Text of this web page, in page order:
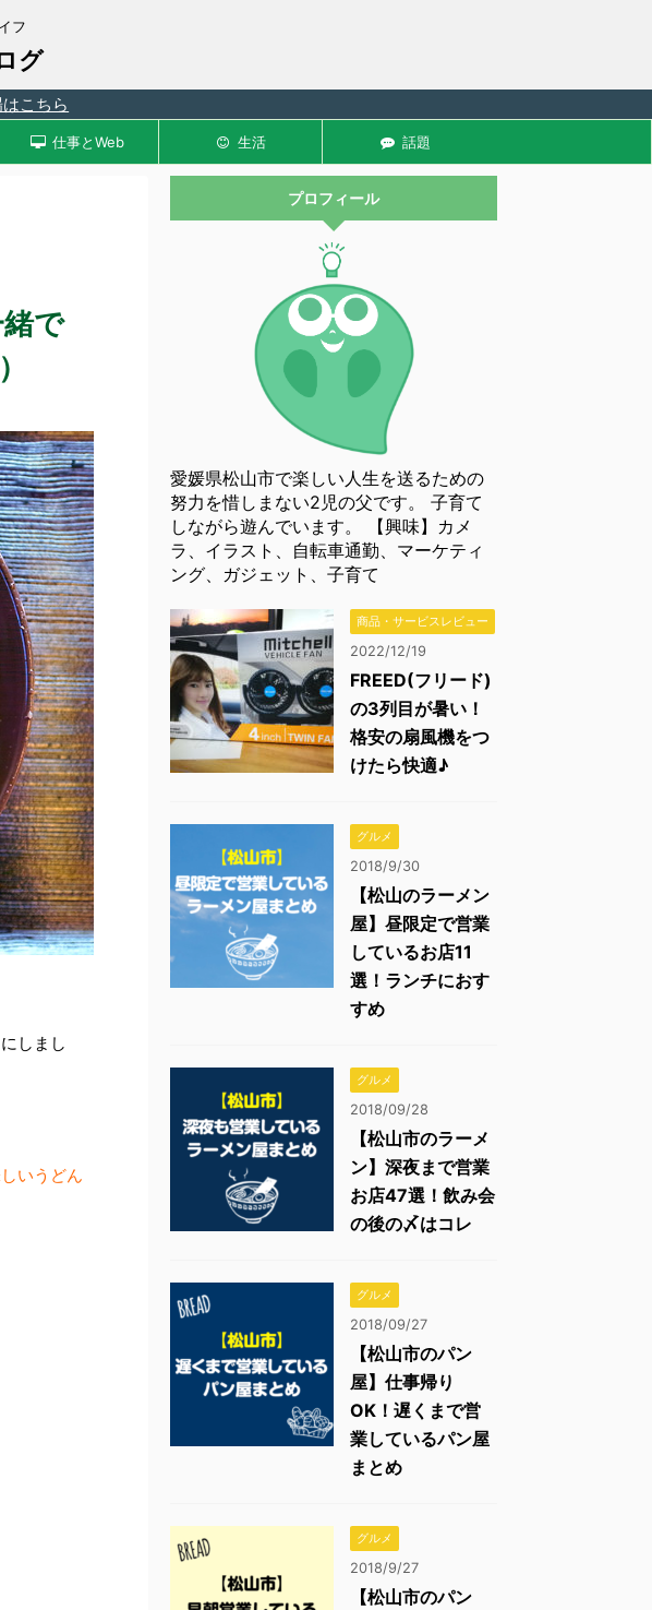
フ
グ
こちら
仕事とWeb 生活 話題
で
しまし
いうどん
プロフィール
愛媛県松山市で楽しい人生を送るための
努力を惜しまない2児の父です。 子育て
しながら遊んでいます。 【興味】カメ
ラ、イラスト、自転車通勤、マーケティ
ング、ガジェット、子育て
商品・サービスレビュー
2022/12/19
FREED(フリード)
の3列目が暑い！
格安の扇風機をつ
けたら快適♪
グルメ
2018/9/30
【松山のラーメン
屋】昼限定で営業
しているお店11
選！ランチにおす
すめ
グルメ
2018/09/28
【松山市のラーメ
ン】深夜まで営業
お店47選！飲み会
の後の〆はコレ
グルメ
2018/09/27
【松山市のパン
屋】仕事帰り
OK！遅くまで営
業しているパン屋
まとめ
グルメ
2018/9/27
【松山市のパン